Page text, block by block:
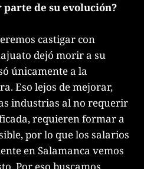
de su evolución?
castigar con
dejó morir a su
únicamente a la
Eso lejos de mejorar,
industrias al no requerir
requieren formar a
por lo que los salarios
en Salamanca vemos